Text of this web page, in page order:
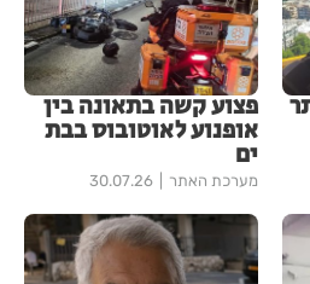
פצוע קשה בתאונה בין
אופנוע לאוטובוס בבת
ים
מערכת האתר 30.07.26